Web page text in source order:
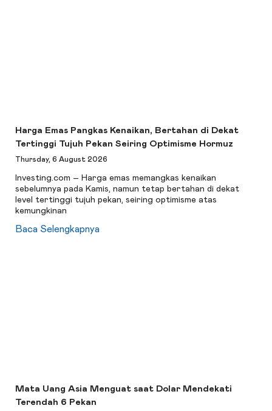
Harga Emas Pangkas Kenaikan, Bertahan di Dekat
Tertinggi Tujuh Pekan Seiring Optimisme Hormuz
Thursday, 6 August 2026
Investing.com – Harga emas memangkas kenaikan
sebelumnya pada Kamis, namun tetap bertahan di dekat
level tertinggi tujuh pekan, seiring optimisme atas
kemungkinan
Baca Selengkapnya
Mata Uang Asia Menguat saat Dolar Mendekati
Terendah 6 Pekan